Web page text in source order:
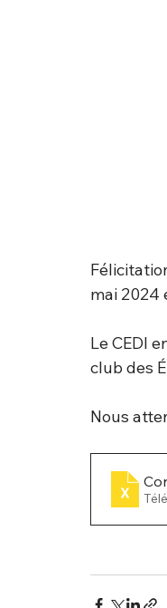
mai 2024
Le CEDI
club des
Nous